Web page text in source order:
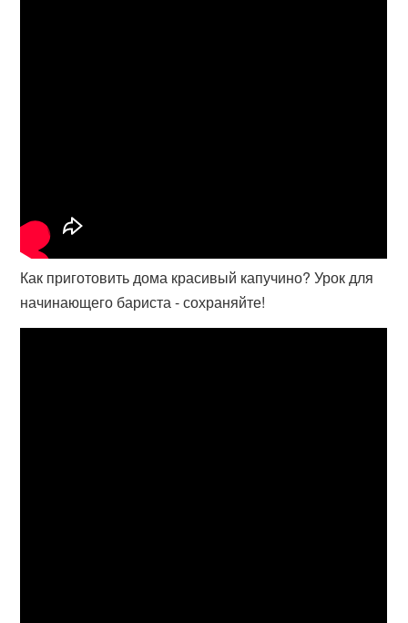
Как приготовить дома красивый капучино? Урок для
начинающего бариста - сохраняйте!